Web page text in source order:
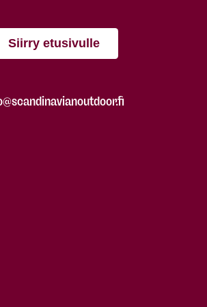
Siirry etusivulle